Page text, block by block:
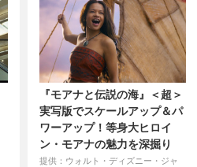
『モアナと伝説の海』＜超＞
実写版でスケールアップ＆パ
ワーアップ！等身大ヒロイ
ン・モアナの魅力を深掘り
提供：ウォルト・ディズニー・ジャ